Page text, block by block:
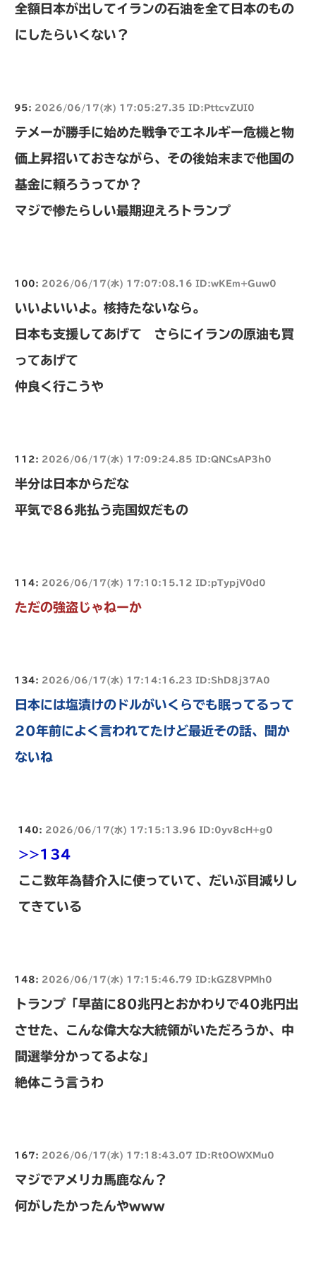
全額日本が出してイランの石油を全て日本のもの
にしたらいくない？
95: 2026/06/17(水) 17:05:27.35 ID:PttcvZUI0
テメーが勝手に始めた戦争でエネルギー危機と物
価上昇招いておきながら、その後始末まで他国の
基金に頼ろうってか？
マジで惨たらしい最期迎えろトランプ
100: 2026/06/17(水) 17:07:08.16 ID:wKEm+Guw0
いいよいいよ。核持たないなら。
日本も支援してあげて さらにイランの原油も買
ってあげて
仲良く行こうや
112: 2026/06/17(水) 17:09:24.85 ID:QNCsAP3h0
半分は日本からだな
平気で86兆払う売国奴だもの
114: 2026/06/17(水) 17:10:15.12 ID:pTypjV0d0
ただの強盗じゃねーか
134: 2026/06/17(水) 17:14:16.23 ID:ShD8j37A0
日本には塩漬けのドルがいくらでも眠ってるって
20年前によく言われてたけど最近その話、聞か
ないね
140: 2026/06/17(水) 17:15:13.96 ID:0yv8cH+g0
>>134
ここ数年為替介入に使っていて、だいぶ目減りし
てきている
148: 2026/06/17(水) 17:15:46.79 ID:kGZ8VPMh0
トランプ「早苗に80兆円とおかわりで40兆円出
させた、こんな偉大な大統領がいただろうか、中
間選挙分かってるよな」
絶体こう言うわ
167: 2026/06/17(水) 17:18:43.07 ID:Rt0OWXMu0
マジでアメリカ馬鹿なん？
何がしたかったんやwww